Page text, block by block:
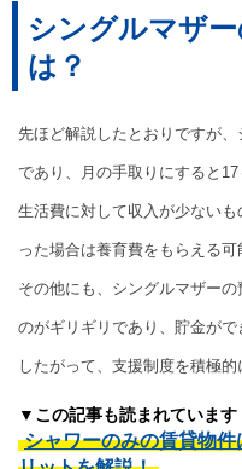
シングルマザ
は？
先ほど解説したとおりですが
であり、月の手取りにすると17
生活費に対して収入が少ない
った場合は養育費をもらえる可
その他にも、シングルマザー
のがギリギリであり、貯金がで
したがって、支援制度を積極的
▼この記事も読まれています
シャワーのみの賃貸物